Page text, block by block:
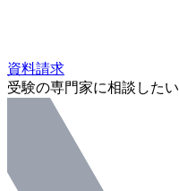
資料請求
受験の専門家に相談したい